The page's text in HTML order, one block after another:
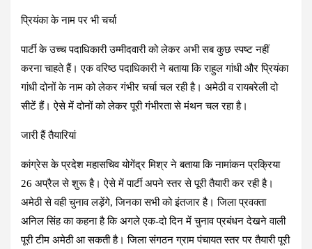
प्रियंका के नाम पर भी चर्चा
पार्टी के उच्च पदाधिकारी उम्मीदवारी को लेकर अभी सब कुछ स्पष्ट नहीं
करना चाहते हैं। एक वरिष्ठ पदाधिकारी ने बताया कि राहुल गांधी और प्रियंका
गांधी दोनों के नाम को लेकर गंभीर चर्चा चल रही है। अमेठी व रायबरेली दो
सीटें हैं। ऐसे में दोनों को लेकर पूरी गंभीरता से मंथन चल रहा है।
जारी हैं तैयारियां
कांग्रेस के प्रदेश महासचिव योगेंद्र मिश्र ने बताया कि नामांकन प्रक्रिया
26 अप्रैल से शुरू है। ऐसे में पार्टी अपने स्तर से पूरी तैयारी कर रही है।
अमेठी से वही चुनाव लड़ेंगे, जिनका सभी को इंतजार है। जिला प्रवक्ता
अनिल सिंह का कहना है कि अगले एक-दो दिन में चुनाव प्रबंधन देखने वाली
पूरी टीम अमेठी आ सकती है। जिला संगठन ग्राम पंचायत स्तर पर तैयारी पूरी